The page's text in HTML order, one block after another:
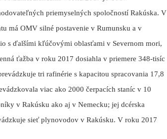
priemyselných spoločností Rakúska. V
má OMV silné postavenie v Rumunsku a v
s ďalšími kľúčovými oblasťami v Severnom mori,
ťažba v roku 2017 dosiahla v priemere 348-tisíc
tri rafinérie s kapacitou spracovania 17,8
viac ako 2000 čerpacích staníc v 10
v Rakúsku ako aj v Nemecku; jej dcérska
sieť plynovodov v Rakúsku. V roku 2017